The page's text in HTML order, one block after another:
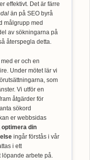
effektivt. Det är färre
än på SEO byrå
målgrupp med
av sökningarna på
återspegla detta.
er och en
Under mötet lär vi
som
Vi utför en
åtgärder för
sökord
er webbsidas
optimera din
ingår förstås i vår
i ett
löpande arbete på.